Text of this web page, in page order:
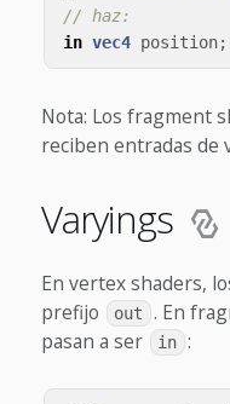
// haz:
in vec4 position;
Nota: Los fragment
reciben entradas de
Varyings
En vertex shaders,
prefijo
out
. En
pasan a ser
in :